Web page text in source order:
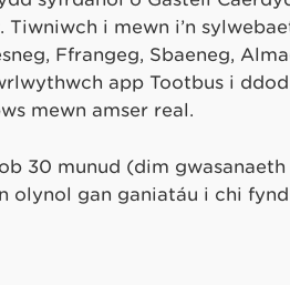
i mewn i’n
Ffrangeg, Sbaeneg,
app Tootbus i ddod
mewn amser real.
30 munud (dim
olynol gan ganiatáu i chi